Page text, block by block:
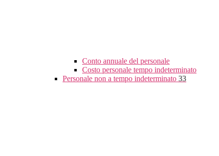
Conto annuale del personale
Costo personale tempo indeterminato
Personale non a tempo indeterminato 33